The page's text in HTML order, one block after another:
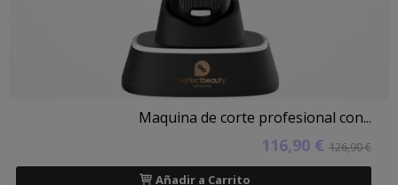
Maquina de corte profesional con...
116,90 € 126,90 €
Añadir a Carrito